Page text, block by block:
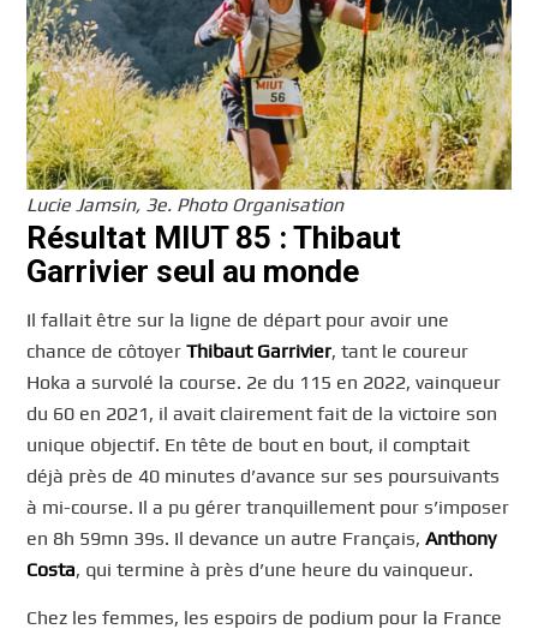
Lucie Jamsin, 3e. Photo Organisation
Résultat MIUT 85 : Thibaut
Garrivier seul au monde
Il fallait être sur la ligne de départ pour avoir une
chance de côtoyerThibaut Garrivier, tant le coureur
Hoka a survolé la course. 2e du 115 en 2022, vainqueur
du 60 en 2021, il avait clairement fait de la victoire son
unique objectif. En tête de bout en bout, il comptait
déjà près de 40 minutes d’avance sur ses poursuivants
à mi-course. Il a pu gérer tranquillement pour s’imposer
en 8h 59mn 39s. Il devance un autre Français,Anthony
Costa, qui termine à près d’une heure du vainqueur.
Chez les femmes, les espoirs de podium pour la France